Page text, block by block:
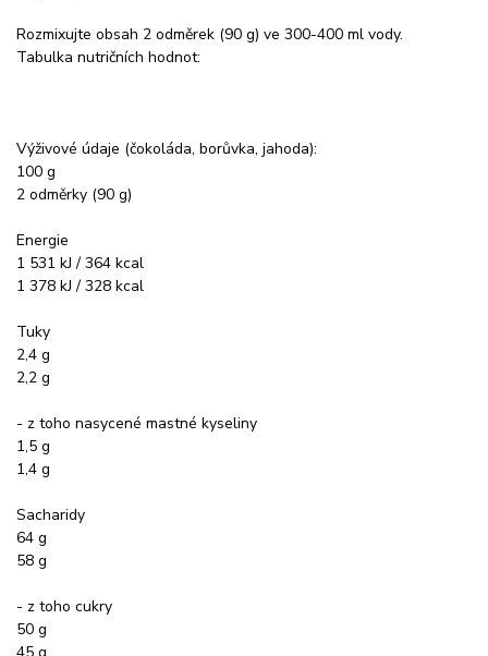
Rozmixujte obsah 2 odměrek (90 g) ve 300-400 ml vody.
Tabulka nutričních hodnot:
Výživové údaje (čokoláda, borůvka, jahoda):
100 g
2 odměrky (90 g)
Energie
1 531 kJ / 364 kcal
1 378 kJ / 328 kcal
Tuky
2,4 g
2,2 g
- z toho nasycené mastné kyseliny
1,5 g
1,4 g
Sacharidy
64 g
58 g
- z toho cukry
50 g
45 g